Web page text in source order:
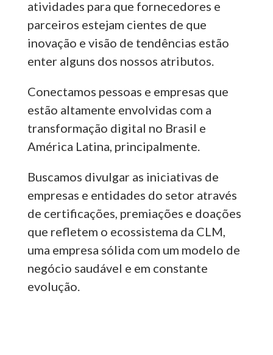
atividades para que fornecedores e
parceiros estejam cientes de que
inovação e visão de tendências estão
enter alguns dos nossos atributos.
Conectamos pessoas e empresas que
estão altamente envolvidas com a
transformação digital no Brasil e
América Latina, principalmente.
Buscamos divulgar as iniciativas de
empresas e entidades do setor através
de certificações, premiações e doações
que refletem o ecossistema da CLM,
uma empresa sólida com um modelo de
negócio saudável e em constante
evolução.